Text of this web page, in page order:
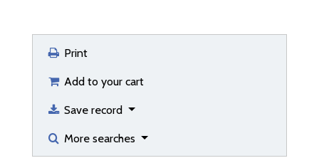
Print
Add to your cart
Save record
More searches